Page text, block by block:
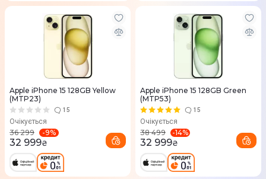
Apple iPhone 15 128GB Yellow
(MTP23)
15
Очікується
36 299 -9%
32 999₴
Apple iPhone 15 128GB Green
(MTP53)
15
Очікується
38 499 -14%
32 999₴